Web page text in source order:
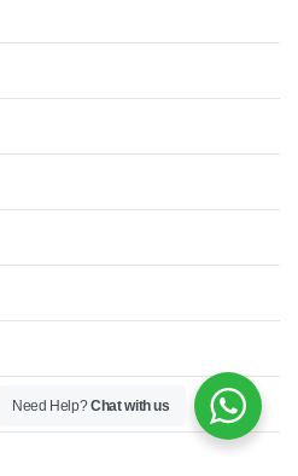
Need Help?Chat with us